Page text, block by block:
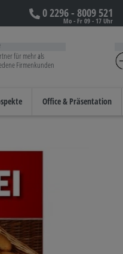
0 2296 - 8009 521
Mo - Fr 09 - 17 Uhr
für mehr als
Firmenkunden
Office & Präsentation